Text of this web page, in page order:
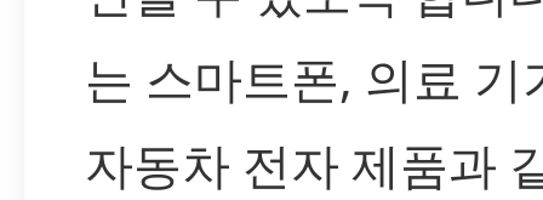
는 스마트폰, 의료 기
자동차 전자 제품과